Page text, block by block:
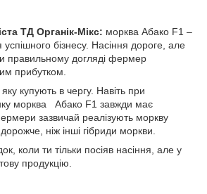
ТД Органік-Мікс: морква Абако F1 –
бізнесу. Насіння дороге, але
правильному догляді фермер
прибутком.
купують в чергу. Навіть при
морква Абако F1 завжди має
зазвичай реалізують моркву
ніж інші гібриди моркви.
коли ти тільки посіяв насіння, але у
продукцію.